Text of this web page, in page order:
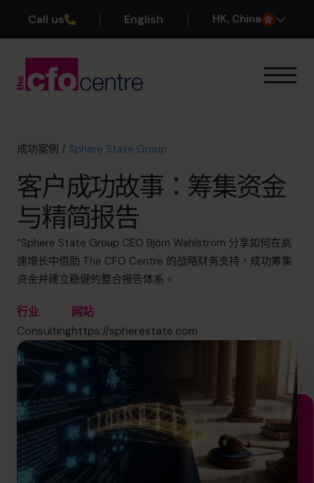
Call us English HK, China
我们的首席财务官
关于我们
加入团队
预约咨询电话
info@cfocentre.com.hk
成功案例 / Sphere State Group
客户成功故事：筹集资金
与精简报告
“Sphere State Group CEO Björn Wahlström 分享如何在高
速增长中借助 The CFO Centre 的战略财务支持，成功筹集
资金并建立稳健的整合报告体系。
行业
Consulting
网站
https://spherestate.com